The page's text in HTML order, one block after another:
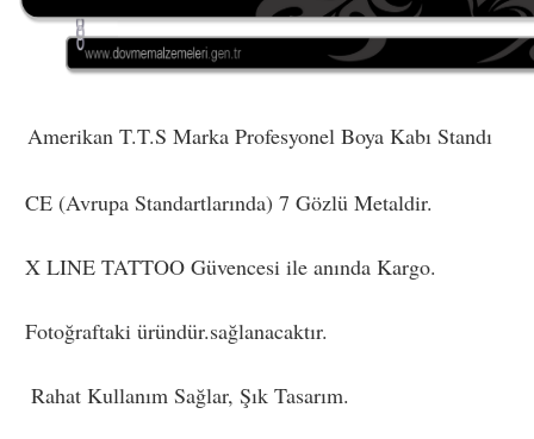
Amerikan T.T.S Marka Profesyonel Boya Kabı Standı
CE (Avrupa Standartlarında) 7 Gözlü Metaldir.
X LINE TATTOO Güvencesi ile anında Kargo.
Fotoğraftaki üründür.sağlanacaktır.
Rahat Kullanım Sağlar, Şık Tasarım.